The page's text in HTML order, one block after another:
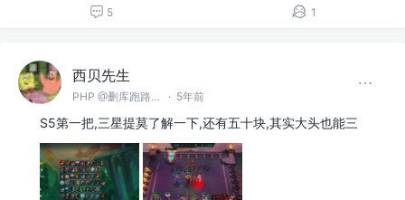
5 1
西贝先生
PHP @删库跑路（郑州）有限公司 · 5年前
S5第一把,三星提莫了解一下,还有五十块,其实大头也能三